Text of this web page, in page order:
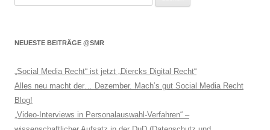
NEUESTE BEITRÄGE @SMR
„Social Media Recht“ ist jetzt „Diercks Digital Recht“
Alles neu macht der… Dezember. Mach’s gut Social Media Recht
Blog!
„Video-Interviews in Personalauswahl-Verfahren“ –